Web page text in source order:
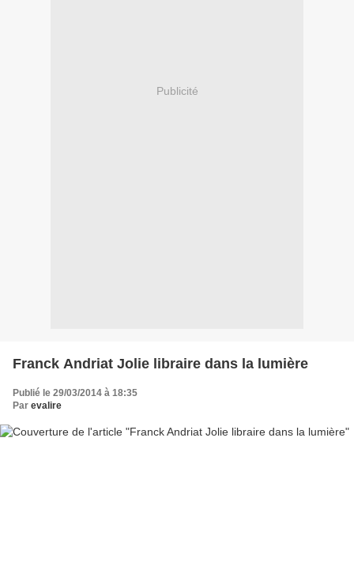
Publicité
Franck Andriat Jolie libraire dans la lumière
Publié le 29/03/2014 à 18:35
Par evalire